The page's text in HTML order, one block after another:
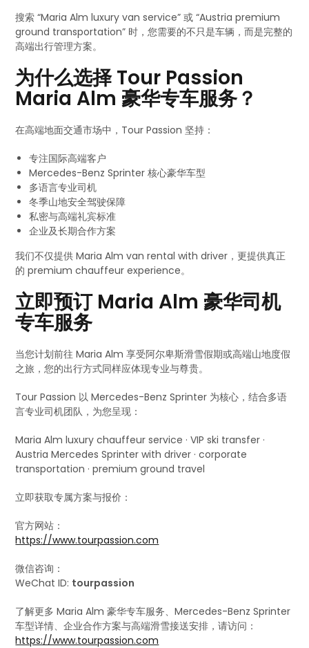
搜索 “Maria Alm luxury van service” 或 “Austria premium
ground transportation” 时，您需要的不只是车辆，而是完整的
高端出行管理方案。
为什么选择 Tour Passion
Maria Alm 豪华专车服务？
在高端地面交通市场中，Tour Passion 坚持：
专注国际高端客户
Mercedes-Benz Sprinter 核心豪华车型
多语言专业司机
冬季山地安全驾驶保障
私密与高端礼宾标准
企业及长期合作方案
我们不仅提供 Maria Alm van rental with driver，更提供真正
的 premium chauffeur experience。
立即预订 Maria Alm 豪华司机
专车服务
当您计划前往 Maria Alm 享受阿尔卑斯滑雪假期或高端山地度假
之旅，您的出行方式同样应体现专业与尊贵。
Tour Passion 以 Mercedes-Benz Sprinter 为核心，结合多语
言专业司机团队，为您呈现：
Maria Alm luxury chauffeur service · VIP ski transfer ·
Austria Mercedes Sprinter with driver · corporate
transportation · premium ground travel
立即获取专属方案与报价：
官方网站：
https://www.tourpassion.com
微信咨询：
WeChat ID: tourpassion
了解更多 Maria Alm 豪华专车服务、Mercedes-Benz Sprinter
车型详情、企业合作方案与高端滑雪接送安排，请访问：
https://www.tourpassion.com